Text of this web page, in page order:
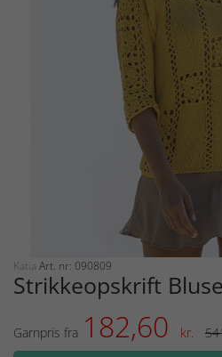
Katia Art. nr: 090809
Strikkeopskrift Bluse
Garnpris fra 182,60 kr.